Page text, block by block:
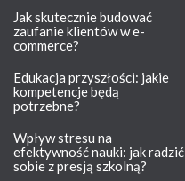
Jak skutecznie budować
zaufanie klientów w e-
commerce?
Edukacja przyszłości: jakie
kompetencje będą
potrzebne?
Wpływ stresu na
efektywność nauki: jak radzić
sobie z presją szkolną?